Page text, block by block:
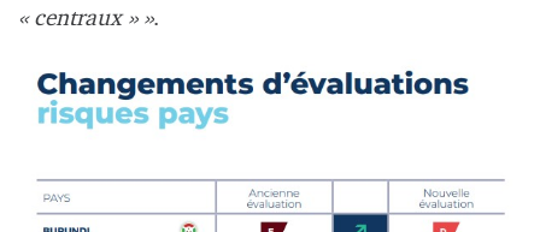
« centraux » ».